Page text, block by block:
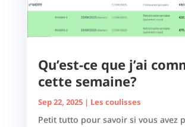
Qu’est-ce que j’ai
cette semaine?
Sep 22, 2025| Les coulisses
Petit tutto pour savoir si vous avez